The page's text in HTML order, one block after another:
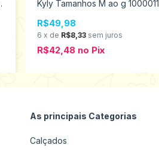
Kyly Tamanhos M ao g 1000011
R$49,98
6 x de R$8,33 sem juros
R$42,48 no Pix
As principais Categorias
Calçados